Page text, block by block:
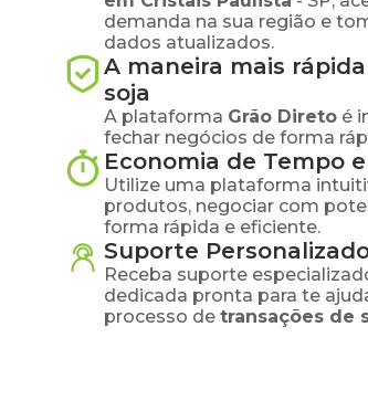
demanda na sua região e
dados atualizados.
A maneira mais
soja
A plataforma Grão Direto é
fechar negócios de forma
Economia de Tempo
Utilize uma plataforma
produtos, negociar com
forma rápida e eficiente.
Suporte
Receba suporte
dedicada pronta para te
processo de transações de